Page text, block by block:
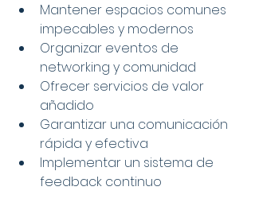
Mantener espacios comunes
impecables y modernos
Organizar eventos de
networking y comunidad
Ofrecer servicios de valor
añadido
Garantizar una comunicación
rápida y efectiva
Implementar un sistema de
feedback continuo